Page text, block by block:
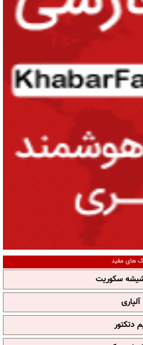
های مفید
سکوریت
آلپاری
دتکتور